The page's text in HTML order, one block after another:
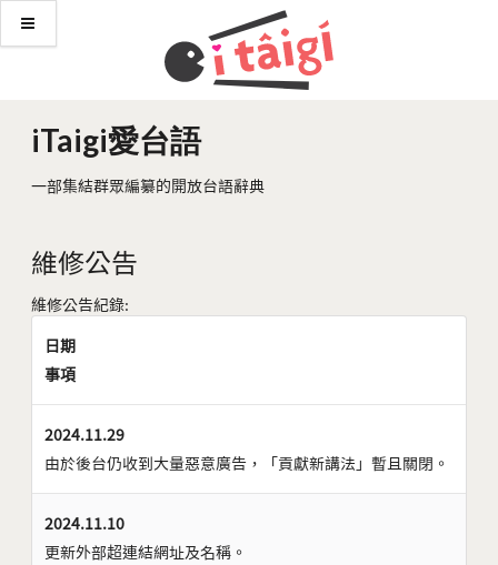
iTaigi愛台語
一部集結群眾編纂的開放台語辭典
維修公告
維修公告紀錄:
日期
事項
2024.11.29
由於後台仍收到大量惡意廣告，「貢獻新講法」暫且關閉。
2024.11.10
更新外部超連結網址及名稱。